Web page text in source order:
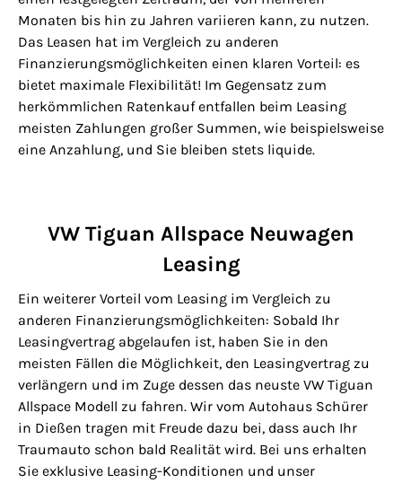
Monaten bis hin zu Jahren variieren kann, zu nutzen.
Das Leasen hat im Vergleich zu anderen
Finanzierungsmöglichkeiten einen klaren Vorteil: es
bietet maximale Flexibilität! Im Gegensatz zum
herkömmlichen Ratenkauf entfallen beim Leasing
meisten Zahlungen großer Summen, wie beispielsweise
eine Anzahlung, und Sie bleiben stets liquide.
VW Tiguan Allspace Neuwagen
Leasing
Ein weiterer Vorteil vom Leasing im Vergleich zu
anderen Finanzierungsmöglichkeiten: Sobald Ihr
Leasingvertrag abgelaufen ist, haben Sie in den
meisten Fällen die Möglichkeit, den Leasingvertrag zu
verlängern und im Zuge dessen das neuste VW Tiguan
Allspace Modell zu fahren. Wir vom Autohaus Schürer
in Dießen tragen mit Freude dazu bei, dass auch Ihr
Traumauto schon bald Realität wird. Bei uns erhalten
Sie exklusive Leasing-Konditionen und unser